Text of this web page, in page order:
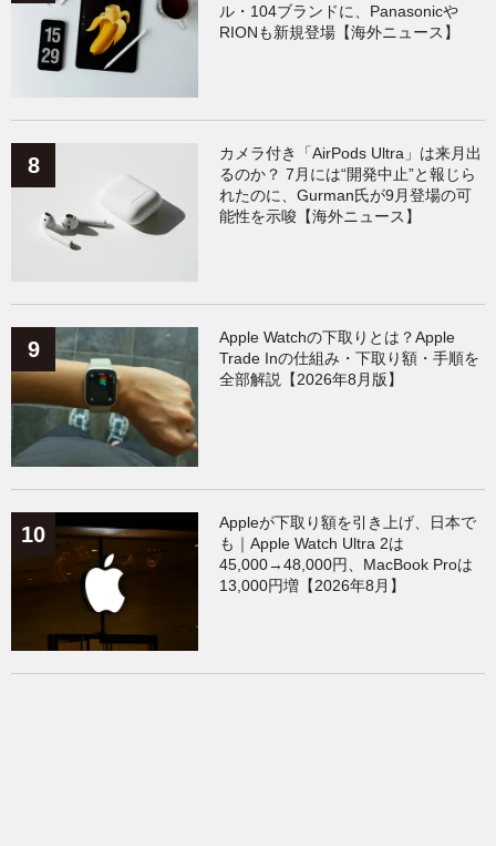
ル・104ブランドに、Panasonicや
RIONも新規登場【海外ニュース】
カメラ付き「AirPods Ultra」は来月出
るのか？ 7月には“開発中止”と報じら
れたのに、Gurman氏が9月登場の可
能性を示唆【海外ニュース】
Apple Watchの下取りとは？Apple
Trade Inの仕組み・下取り額・手順を
全部解説【2026年8月版】
Appleが下取り額を引き上げ、日本で
も｜Apple Watch Ultra 2は
45,000→48,000円、MacBook Proは
13,000円増【2026年8月】